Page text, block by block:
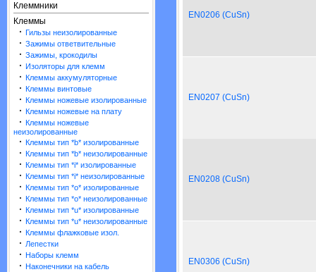
Клеммники
Клеммы
· Гильзы неизолированные
· Зажимы ответвительные
· Зажимы, крокодилы
· Изоляторы для клемм
· Клеммы аккумуляторные
· Клеммы винтовые
· Клеммы ножевые изолированные
· Клеммы ножевые на плату
· Клеммы ножевые
неизолированные
· Клеммы тип *b* изолированные
· Клеммы тип *b* неизолированные
· Клеммы тип *i* изолированные
· Клеммы тип *i* неизолированные
· Клеммы тип *o* изолированные
· Клеммы тип *o* неизолированные
· Клеммы тип *u* изолированные
· Клеммы тип *u* неизолированные
· Клеммы флажковые изол.
· Лепестки
· Наборы клемм
· Наконечники на кабель
EN0206 (CuSn)
EN0207 (CuSn)
EN0208 (CuSn)
EN0306 (CuSn)